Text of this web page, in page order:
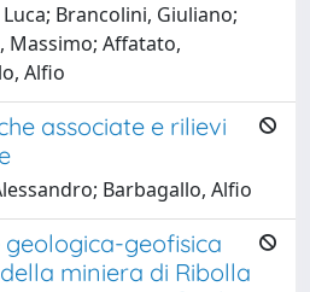
Brancolini, Giuliano;
Massimo; Affatato,
Alfio
associate e rilievi
Barbagallo, Alfio
geofisica
miniera di Ribolla